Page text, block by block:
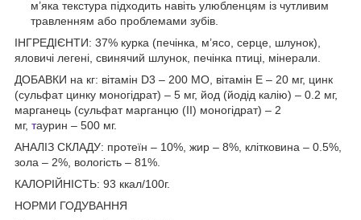
м’яка текстура підходить навіть улюбленцям із чутливим
травленням або проблемами зубів.
ІНГРЕДІЄНТИ: 37% курка (печінка, м’ясо, серце, шлунок),
яловичі легені, свинячий шлунок, печінка птиці, мінерали.
ДОБАВКИ на кг: вітамін D3 – 200 МО, вітамін E – 20 мг, цинк
(сульфат цинку моногідрат) – 5 мг, йод (йодід калію) – 0.2 мг,
марганець (сульфат марганцю (ІІ) моногідрат) – 2
мг, таурин – 500 мг.
АНАЛІЗ СКЛАДУ: протеїн – 10%, жир – 8%, клітковина – 0.5%,
зола – 2%, вологість – 81%.
КАЛОРІЙНІСТЬ: 93 ккал/100г.
НОРМИ ГОДУВАННЯ